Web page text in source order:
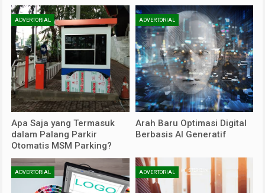
ADVERTORIAL
Apa Saja yang Termasuk
dalam Palang Parkir
Otomatis MSM Parking?
ADVERTORIAL
Arah Baru Optimasi Digital
Berbasis AI Generatif
ADVERTORIAL ADVERTORIAL